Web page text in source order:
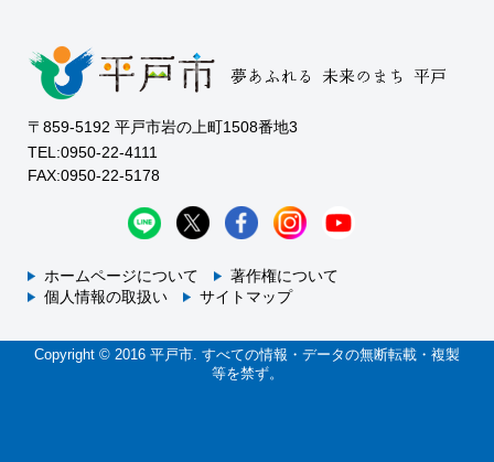
〒859-5192 平戸市岩の上町1508番地3
TEL:0950-22-4111
FAX:0950-22-5178
ホームページについて
著作権について
個人情報の取扱い
サイトマップ
Copyright © 2016 平戸市. すべての情報・データの無断転載・複製
等を禁ず。